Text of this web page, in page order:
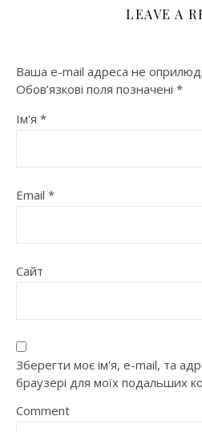
LEAVE A
Ваша e-mail адреса не
Обов’язкові поля позначені *
Ім'я *
Email *
Сайт
Зберегти моє ім'я, e-mail, та
браузері для моїх подальших
Comment